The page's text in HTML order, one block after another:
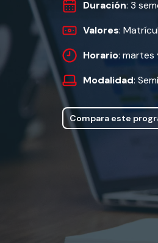
Duración: 3
Valores:
Horario: martes
Modalidad:
Compara este